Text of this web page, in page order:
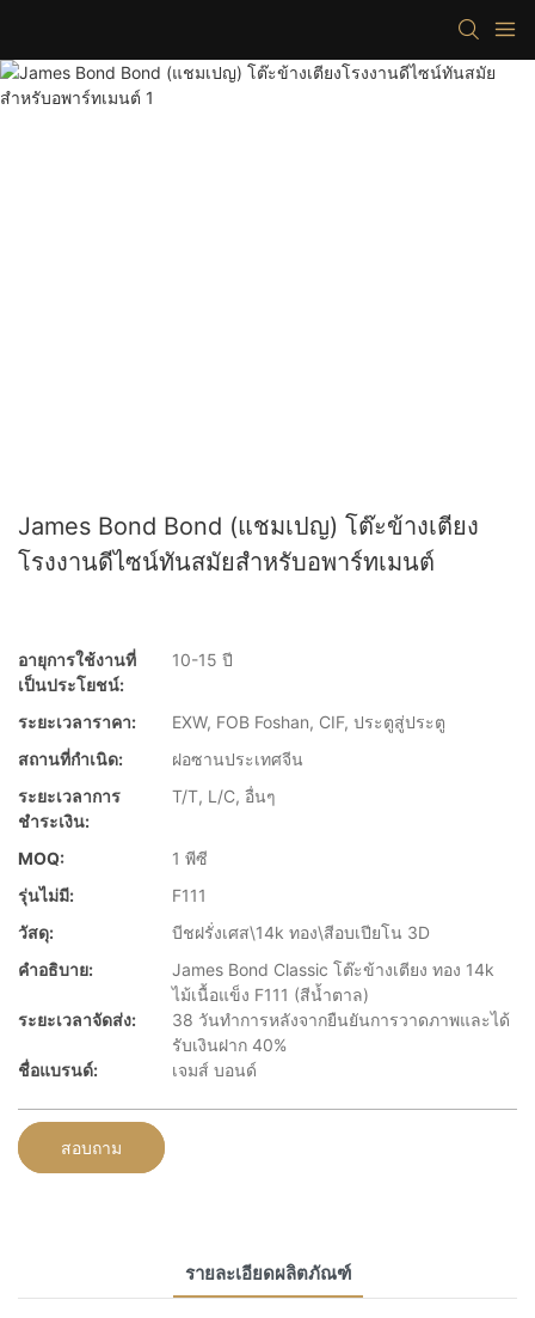
James Bond Bond (แชมเปญ) โต๊ะข้างเตียง
โรงงานดีไซน์ทันสมัยสำหรับอพาร์ทเมนต์
อายุการใช้งานที่
เป็นประโยชน์:
10-15 ปี
ระยะเวลาราคา:
EXW, FOB Foshan, CIF, ประตูสู่ประตู
สถานที่กำเนิด:
ฝอซานประเทศจีน
ระยะเวลาการ
ชำระเงิน:
T/T, L/C, อื่นๆ
MOQ:
1 พีซี
รุ่นไม่มี:
F111
วัสดุ:
บีชฝรั่งเศส\14k ทอง\สีอบเปียโน 3D
คำอธิบาย:
James Bond Classic โต๊ะข้างเตียง ทอง 14k
ไม้เนื้อแข็ง F111 (สีน้ำตาล)
ระยะเวลาจัดส่ง:
38 วันทำการหลังจากยืนยันการวาดภาพและได้
รับเงินฝาก 40%
ชื่อแบรนด์:
เจมส์ บอนด์
สอบถาม
รายละเอียดผลิตภัณฑ์